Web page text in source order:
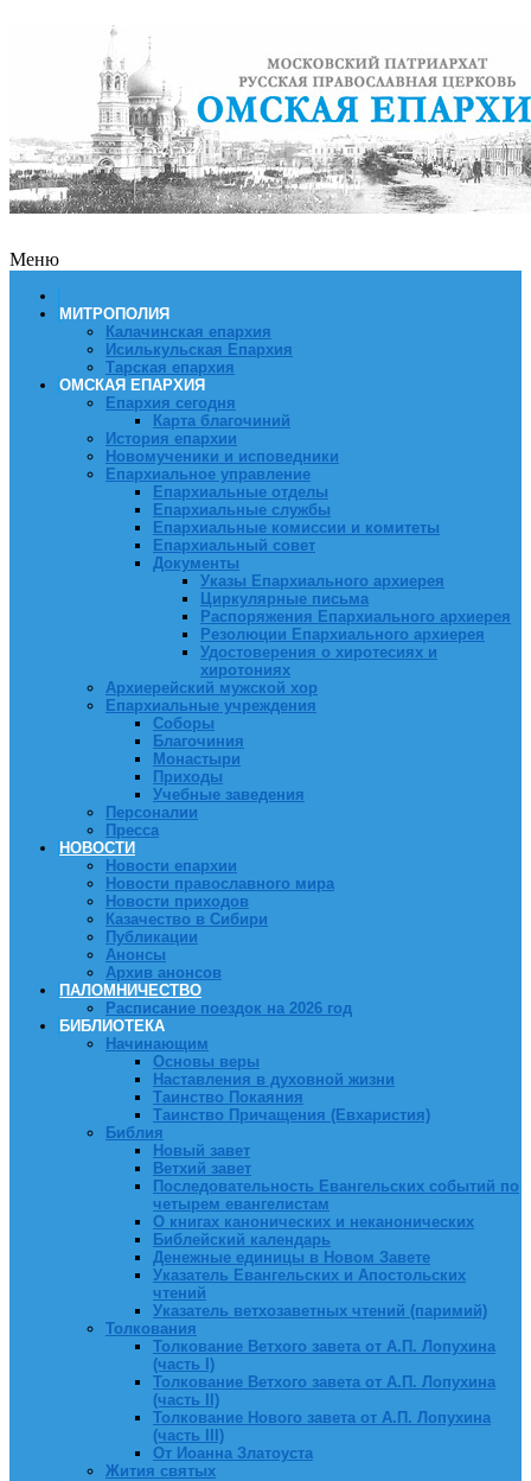
Меню
МИТРОПОЛИЯ
Калачинская епархия
Исилькульская Епархия
Тарская епархия
ОМСКАЯ ЕПАРХИЯ
Епархия сегодня
Карта благочиний
История епархии
Новомученики и исповедники
Епархиальное управление
Епархиальные отделы
Епархиальные службы
Епархиальные комиссии и комитеты
Епархиальный совет
Документы
Указы Епархиального архиерея
Циркулярные письма
Распоряжения Епархиального архиерея
Резолюции Епархиального архиерея
Удостоверения о хиротесиях и
хиротониях
Архиерейский мужской хор
Епархиальные учреждения
Соборы
Благочиния
Монастыри
Приходы
Учебные заведения
Персоналии
Пресса
НОВОСТИ
Новости епархии
Новости православного мира
Новости приходов
Казачество в Сибири
Публикации
Анонсы
Архив анонсов
ПАЛОМНИЧЕСТВО
Расписание поездок на 2026 год
БИБЛИОТЕКА
Начинающим
Основы веры
Наставления в духовной жизни
Таинство Покаяния
Таинство Причащения (Евхаристия)
Библия
Новый завет
Ветхий завет
Последовательность Евангельских событий по
четырем евангелистам
О книгах канонических и неканонических
Библейский календарь
Денежные единицы в Новом Завете
Указатель Евангельских и Апостольских
чтений
Указатель ветхозаветных чтений (паримий)
Толкования
Толкование Ветхого завета от А.П. Лопухина
(часть I)
Толкование Ветхого завета от А.П. Лопухина
(часть II)
Толкование Нового завета от А.П. Лопухина
(часть III)
От Иоанна Златоуста
Жития святых